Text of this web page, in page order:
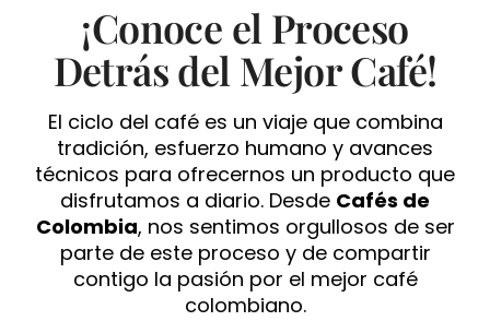
¡Conoce el Proceso
Detrás del Mejor Café!
El ciclo del café es un viaje que combina
tradición, esfuerzo humano y avances
técnicos para ofrecernos un producto que
disfrutamos a diario. Desde Cafés de
Colombia, nos sentimos orgullosos de ser
parte de este proceso y de compartir
contigo la pasión por el mejor café
colombiano.